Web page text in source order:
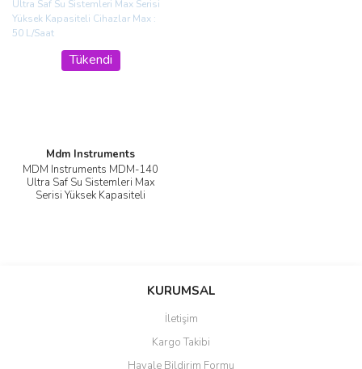
Tükendi
Mdm Instruments
MDM Instruments MDM-140
Ultra Saf Su Sistemleri Max
Serisi Yüksek Kapasiteli
KURUMSAL
İletişim
Kargo Takibi
Havale Bildirim Formu